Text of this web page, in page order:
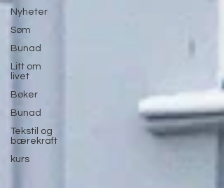
Nyheter
Søm
Bunad
Litt om
livet
Bøker
Bunad
Tekstil og
bærekraft
kurs